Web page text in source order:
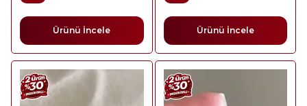
Ürünü İncele Ürünü İncele